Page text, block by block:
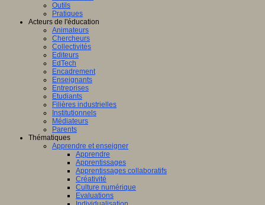
Outils
Pratiques
Acteurs de l'éducation
Animateurs
Chercheurs
Collectivités
Editeurs
EdTech
Encadrement
Enseignants
Entreprises
Etudiants
Filières industrielles
Institutionnels
Médiateurs
Parents
Thématiques
Apprendre et enseigner
Apprendre
Apprentissages
Apprentissages collaboratifs
Créativité
Culture numérique
Evaluations